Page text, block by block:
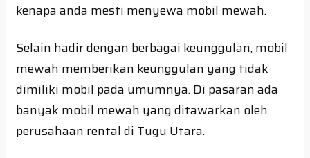
kenapa anda mesti menyewa mobil mewah.
Selain hadir dengan berbagai keunggulan, mobil
mewah memberikan keunggulan yang tidak
dimiliki mobil pada umumnya. Di pasaran ada
banyak mobil mewah yang ditawarkan oleh
perusahaan rental di Tugu Utara.